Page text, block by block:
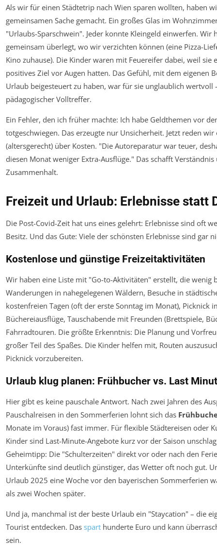
Als wir für einen Städtetrip nach Wien sparen wollten, haben
gemeinsamen Sache gemacht. Ein großes Glas im
"Urlaubs-Sparschwein". Jeder konnte Kleingeld einwerfen. Wir
gemeinsam überlegt, wo wir verzichten können (eine Pizza-
Kino zuhause). Die Kinder waren mit Feuereifer dabei, weil sie
positives Ziel vor Augen hatten. Das Gefühl, mit dem eigenen
Urlaub beigesteuert zu haben, war für sie unglaublich wertvoll
pädagogischer Volltreffer.
Ein Fehler, den ich früher machte: Ich habe Geldthemen vor
totgeschwiegen. Das erzeugte nur Unsicherheit. Jetzt reden wir
(altersgerecht) über Kosten. "Die Autoreparatur war teuer,
diesen Monat weniger Extra-Ausflüge." Das schafft Verständnis
Zusammenhalt.
Freizeit und Urlaub: Erlebnisse statt
Die Post-Covid-Zeit hat uns eines gelehrt: Erlebnisse sind oft
Besitz. Und das Gute: Viele der schönsten Erlebnisse sind gar
Kostenlose und günstige Freizeitaktivitäten
Wir haben eine Liste mit "Go-to-Aktivitäten" erstellt, die wenig
Wanderungen in nahegelegenen Wäldern, Besuche in
kostenfreien Tagen (oft der erste Sonntag im Monat), Picknick
Büchereiausflüge, Tauschabende mit Freunden (Brettspiele,
Fahrradtouren. Die größte Erkenntnis: Die Planung und
großer Teil des Spaßes. Die Kinder helfen mit, Routen
Picknick vorzubereiten.
Urlaub klug planen: Frühbucher vs. Last
Hier gibt es keine pauschale Antwort. Nach zwei Jahren des
Pauschalreisen in den Sommerferien lohnt sich das
Monate im Voraus) fast immer. Für flexible Städtereisen oder
Kinder sind Last-Minute-Angebote kurz vor der Saison
Geheimtipp: Die "Schulterzeiten" direkt vor oder nach den
Unterkünfte sind deutlich günstiger, das Wetter oft noch gut.
Urlaub 2025 eine Woche vor den bayerischen Sommerferien
als zwei Wochen später.
Und ja, manchmal ist der beste Urlaub ein "Staycation" – die
Tourist entdecken. Das spart hunderte Euro und kann
sein.